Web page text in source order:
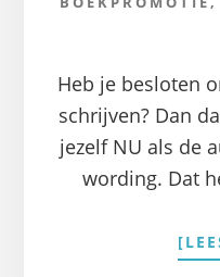
Heb je besloten
schrijven? Dan
jezelf NU als de
wording. Dat